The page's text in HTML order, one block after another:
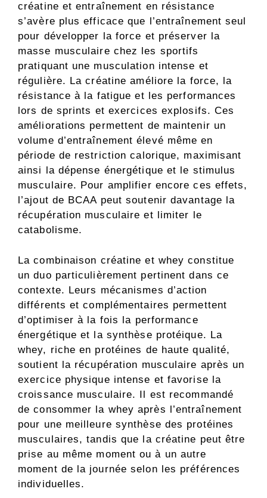
créatine et entraînement en résistance
s’avère plus efficace que l’entraînement seul
pour développer la force et préserver la
masse musculaire chez les sportifs
pratiquant une musculation intense et
régulière. La créatine améliore la force, la
résistance à la fatigue et les performances
lors de sprints et exercices explosifs. Ces
améliorations permettent de maintenir un
volume d’entraînement élevé même en
période de restriction calorique, maximisant
ainsi la dépense énergétique et le stimulus
musculaire. Pour amplifier encore ces effets,
l’ajout de BCAA peut soutenir davantage la
récupération musculaire et limiter le
catabolisme.
La combinaison créatine et whey constitue
un duo particulièrement pertinent dans ce
contexte. Leurs mécanismes d’action
différents et complémentaires permettent
d’optimiser à la fois la performance
énergétique et la synthèse protéique. La
whey, riche en protéines de haute qualité,
soutient la récupération musculaire après un
exercice physique intense et favorise la
croissance musculaire. Il est recommandé
de consommer la whey après l’entraînement
pour une meilleure synthèse des protéines
musculaires, tandis que la créatine peut être
prise au même moment ou à un autre
moment de la journée selon les préférences
individuelles.